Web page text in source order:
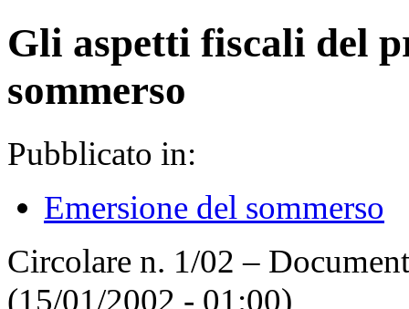
Gli aspetti fiscali del
sommerso
Pubblicato in:
Emersione del sommerso
Circolare n. 1/02 –
(15/01/2002 - 01:00)